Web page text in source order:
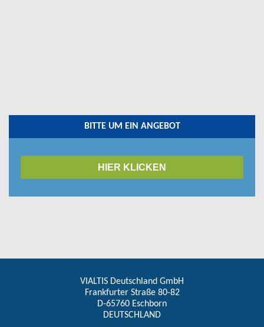
BITTE UM EIN ANGEBOT
HIER KLICKEN
VIALTIS Deutschland GmbH
Frankfurter Straße 80-82
D-65760 Eschborn
DEUTSCHLAND